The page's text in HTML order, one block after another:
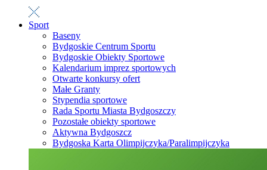
Sport
Baseny
Bydgoskie Centrum Sportu
Bydgoskie Obiekty Sportowe
Kalendarium imprez sportowych
Otwarte konkursy ofert
Małe Granty
Stypendia sportowe
Rada Sportu Miasta Bydgoszczy
Pozostałe obiekty sportowe
Aktywna Bydgoszcz
Bydgoska Karta Olimpijczyka/Paralimpijczyka